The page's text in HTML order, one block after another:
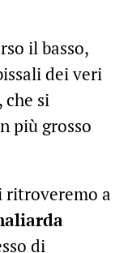
il basso,
dei veri
si
più grosso
ritroveremo a
di